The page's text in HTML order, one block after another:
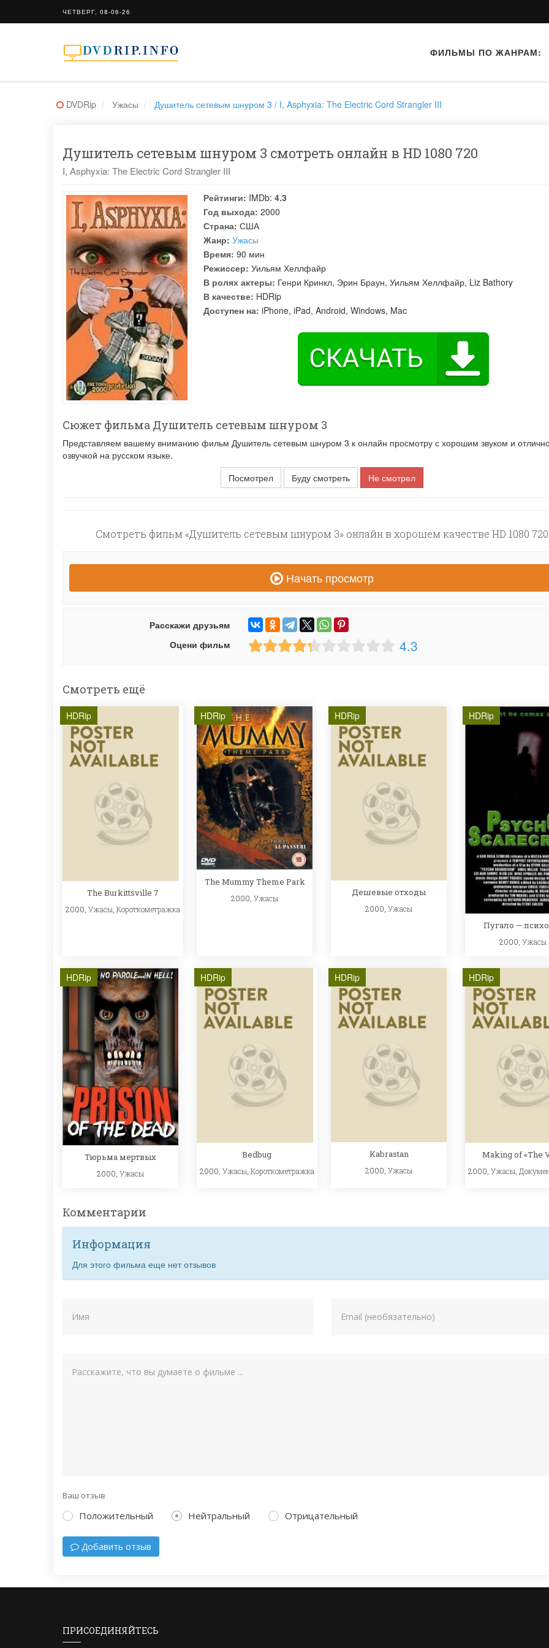
ЧЕТВЕРГ, 08-06-26
ФИЛЬМЫ ПО ЖАНРАМ:
DVDRip Ужасы Душитель сетевым шнуром 3 / I, Asphyxia: The Electric Cord Strangler III
Душитель сетевым шнуром 3 смотреть онлайн в HD 1080 720
I, Asphyxia: The Electric Cord Strangler III
Рейтинги: IMDb: 4.3
Год выхода: 2000
Страна: США
Жанр: Ужасы
Время: 90 мин
Режиссер: Уильям Хеллфайр
В ролях актеры: Генри Кринкл, Эрин Браун, Уильям Хеллфайр, Liz Bathory
В качестве: HDRip
Доступен на: iPhone, iPad, Android, Windows, Mac
Сюжет фильма Душитель сетевым шнуром 3
Представляем вашему вниманию фильм Душитель сетевым шнуром 3 к онлайн просмотру с хорошим звуком и
озвучкой на русском языке.
Посмотрел
Буду смотреть Не смотрел
Смотреть фильм «Душитель сетевым шнуром 3» онлайн в хорошем качестве HD 1080 720
Начать просмотр
Расскажи друзьям
Оцени фильм
4.3
Смотреть ещё
HDRip
The Burkittsville 7
2000, Ужасы, Короткометражка
HDRip
The Mummy Theme Park
2000, Ужасы
HDRip
Дешевые отходы
2000, Ужасы
HDRip
Пугало —
2000, Ужасы
HDRip
Тюрьма мертвых
2000, Ужасы
HDRip
Bedbug
2000, Ужасы, Короткометражка
HDRip
Kabrastan
2000, Ужасы
HDRip
Making of «The
2000, Ужасы,
Комментарии
Информация
Для этого фильма еще нет отзывов
Ваш отзыв
Положительный Нейтральный Отрицательный
Добавить отзыв
ПРИСОЕДИНЯЙТЕСЬ